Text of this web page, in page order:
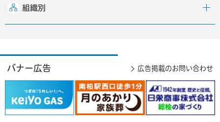
組織別
バナー広告 広告掲載のお問い合わせ